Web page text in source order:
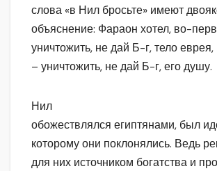
слова «в Нил бросьте» имеют
объяснение: Фараон хотел, во-
уничтожить, не дай Б-г, тело
– уничтожить, не дай Б-г, его душу.
Нил
обожествлялся египтянами, был
которому они поклонялись. Ведь
для них источником богатства и